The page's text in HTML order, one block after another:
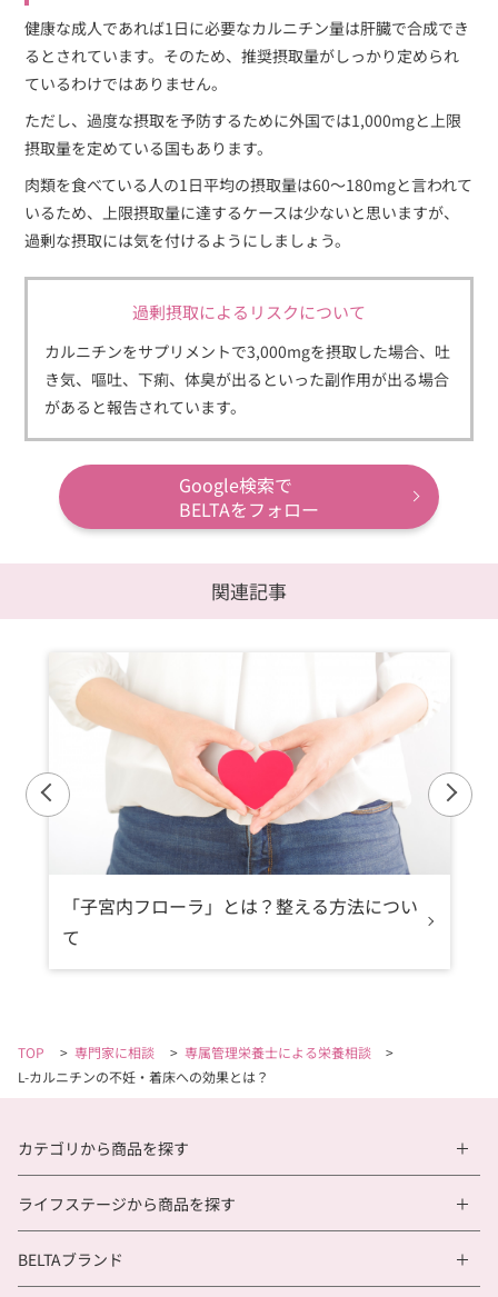
健康な成人であれば1日に必要なカルニチン量は肝臓で合成でき
るとされています。そのため、推奨摂取量がしっかり定められ
ているわけではありません。
ただし、過度な摂取を予防するために外国では1,000mgと上限
摂取量を定めている国もあります。
肉類を食べている人の1日平均の摂取量は60～180mgと言われて
いるため、上限摂取量に達するケースは少ないと思いますが、
過剰な摂取には気を付けるようにしましょう。
過剰摂取によるリスクについて
カルニチンをサプリメントで3,000mgを摂取した場合、吐
き気、嘔吐、下痢、体臭が出るといった副作用が出る場合
があると報告されています。
Google検索で
BELTAをフォロー
関連記事
「子宮内フローラ」とは？整える方法につい
て
TOP > 専門家に相談 > 専属管理栄養士による栄養相談
>
L-カルニチンの不妊・着床への効果とは？
カテゴリから商品を探す
ライフステージから商品を探す
BELTAブランド